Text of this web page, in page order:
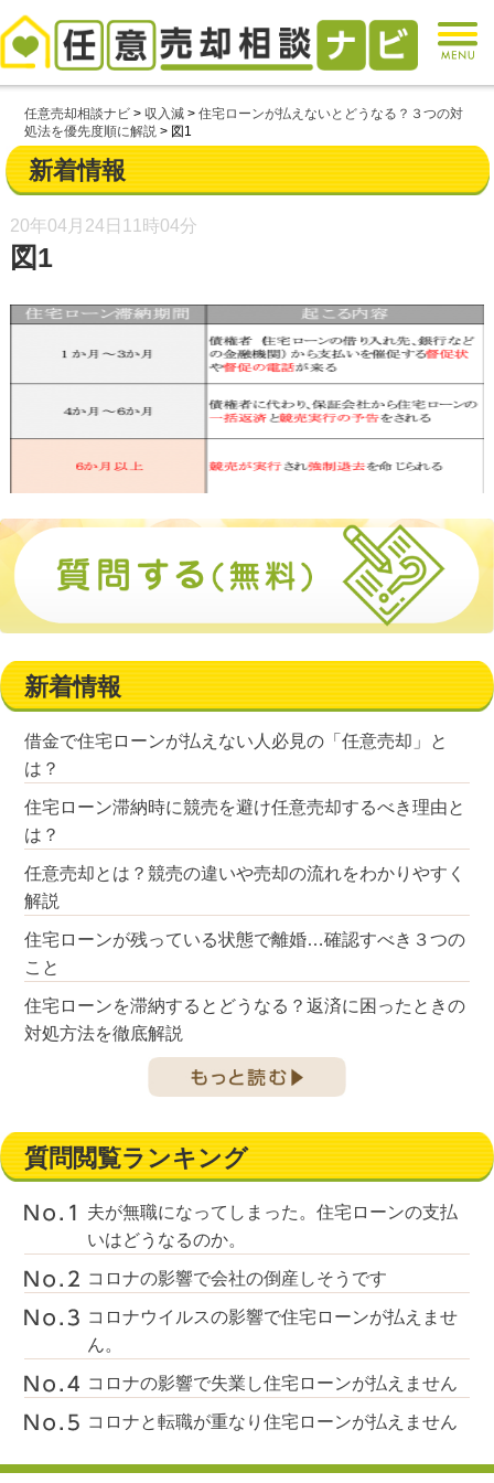
任意売却相談ナビ >収入減 >住宅ローンが払えないとどうなる？３つの対
処法を優先度順に解説 > 図1
新着情報
20年04月24日 11時04分
図1
新着情報
借金で住宅ローンが払えない人必見の「任意売却」と
は？
住宅ローン滞納時に競売を避け任意売却するべき理由と
は？
任意売却とは？競売の違いや売却の流れをわかりやすく
解説
住宅ローンが残っている状態で離婚…確認すべき３つの
こと
住宅ローンを滞納するとどうなる？返済に困ったときの
対処方法を徹底解説
質問閲覧ランキング
夫が無職になってしまった。住宅ローンの支払
いはどうなるのか。
コロナの影響で会社の倒産しそうです
コロナウイルスの影響で住宅ローンが払えませ
ん。
コロナの影響で失業し住宅ローンが払えません
コロナと転職が重なり住宅ローンが払えません